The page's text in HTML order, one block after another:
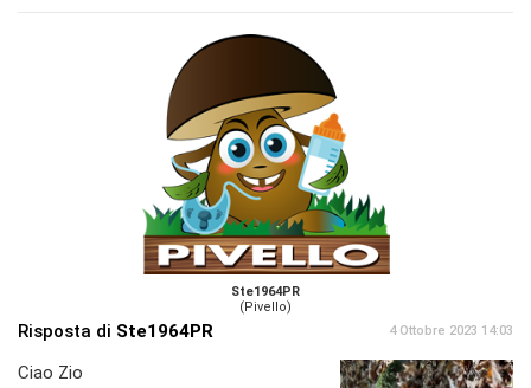
Ste1964PR
(Pivello)
Risposta di Ste1964PR 4 Ottobre 2023 14:03
Ciao Zio